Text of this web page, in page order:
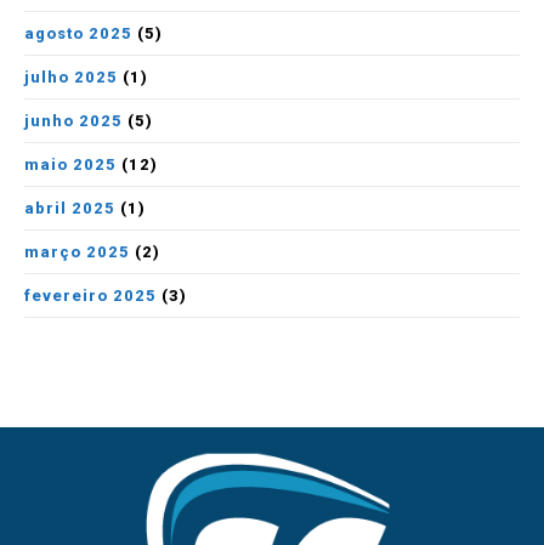
agosto 2025 (5)
julho 2025 (1)
junho 2025 (5)
maio 2025 (12)
abril 2025 (1)
março 2025 (2)
fevereiro 2025 (3)